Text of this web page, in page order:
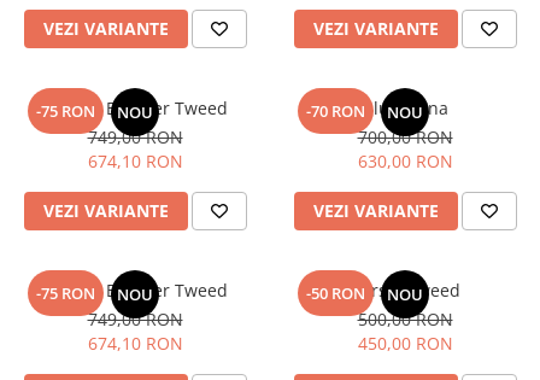
VEZI VARIANTE VEZI VARIANTE
-75 RON NOU
Jacheta Bomber Tweed
749,00 RON
674,10 RON
VEZI VARIANTE
-70 RON NOU
Blugi Elina
700,00 RON
630,00 RON
VEZI VARIANTE
-75 RON NOU
Jacheta Bomber Tweed
749,00 RON
674,10 RON
-50 RON NOU
Corset Tweed
500,00 RON
450,00 RON